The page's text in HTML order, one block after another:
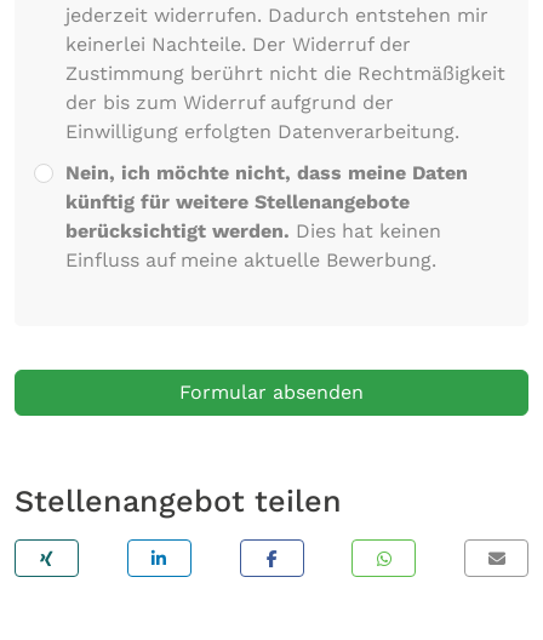
jederzeit widerrufen. Dadurch entstehen mir
keinerlei Nachteile. Der Widerruf der
Zustimmung berührt nicht die Rechtmäßigkeit
der bis zum Widerruf aufgrund der
Einwilligung erfolgten Datenverarbeitung.
Nein, ich möchte nicht, dass meine Daten
künftig für weitere Stellenangebote
berücksichtigt werden. Dies hat keinen
Einfluss auf meine aktuelle Bewerbung.
Formular absenden
Stellenangebot teilen